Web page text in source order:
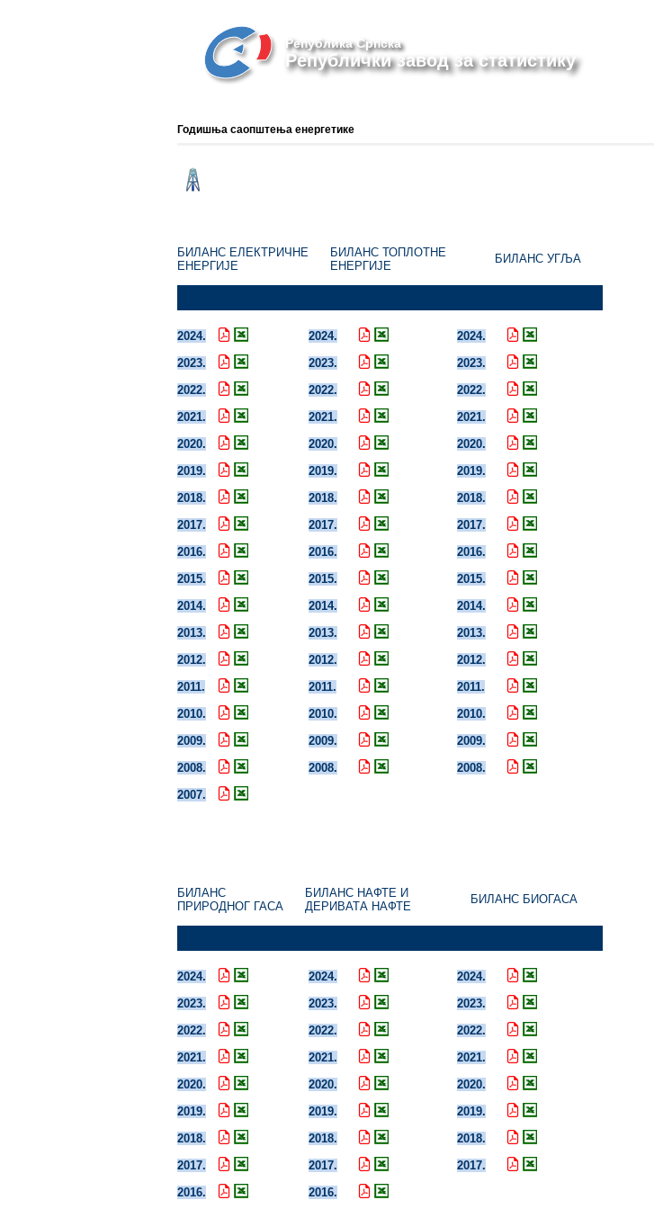
Република Српска
Републички завод за статистику
Годишња саопштења енергетике
БИЛАНС ЕЛЕКТРИЧНЕ
ЕНЕРГИЈЕ
БИЛАНС ТОПЛОТНЕ
ЕНЕРГИЈЕ
БИЛАНС УГЉА
2024. 2024.
2024.
2023.
2023.
2023.
2022.
2022.
2022.
2021.
2021.
2021.
2020.
2020.
2020.
2019.
2019.
2019.
2018.
2018.
2018.
2017.
2017.
2017.
2016.
2016.
2016.
2015.
2015.
2015.
2014.
2014.
2014.
2013.
2013.
2013.
2012.
2012.
2012.
2011.
2011.
2011.
2010.
2010.
2010.
2009.
2009.
2009.
2008.
2008.
2008.
2007.
БИЛАНС
ПРИРОДНОГ ГАСА
БИЛАНС НАФТЕ И
ДЕРИВАТА НАФТЕ
БИЛАНС БИОГАСА
2024. 2024.
2024.
2023.
2023.
2023.
2022.
2022.
2022.
2021.
2021.
2021.
2020.
2020.
2020.
2019.
2019.
2019.
2018.
2018.
2018.
2017.
2017.
2017.
2016.
2016.